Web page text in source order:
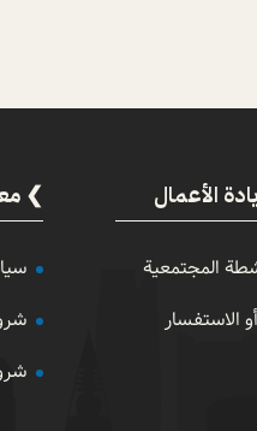
الأعمال
المجتمعية
الاستفسار